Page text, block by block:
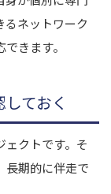
るネットワーク
きます。
ておく
クトです。 そ
長期的に伴走で